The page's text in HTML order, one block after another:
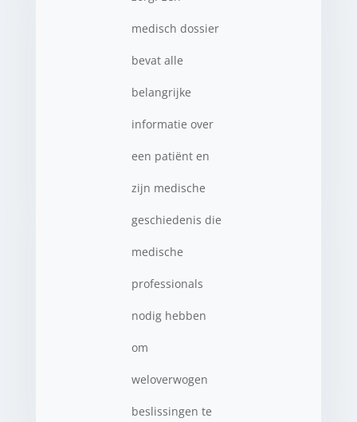
medisch dossier
bevat alle
belangrijke
informatie over
een patiënt en
zijn medische
geschiedenis die
medische
professionals
nodig hebben
om
weloverwogen
beslissingen te